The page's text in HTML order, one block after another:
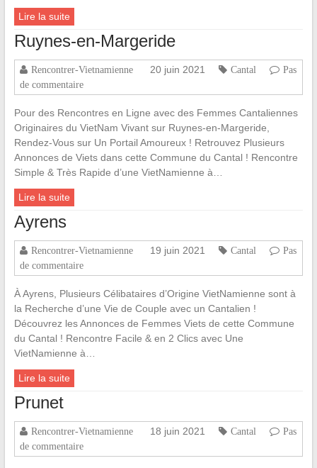
Lire la suite
Ruynes-en-Margeride
Rencontrer-Vietnamienne 20 juin 2021 Cantal
Pas
de commentaire
Pour des Rencontres en Ligne avec des Femmes Cantaliennes
Originaires du VietNam Vivant sur Ruynes-en-Margeride,
Rendez-Vous sur Un Portail Amoureux ! Retrouvez Plusieurs
Annonces de Viets dans cette Commune du Cantal ! Rencontre
Simple & Très Rapide d’une VietNamienne à…
Lire la suite
Ayrens
Rencontrer-Vietnamienne 19 juin 2021 Cantal
Pas
de commentaire
À Ayrens, Plusieurs Célibataires d’Origine VietNamienne sont à
la Recherche d’une Vie de Couple avec un Cantalien !
Découvrez les Annonces de Femmes Viets de cette Commune
du Cantal ! Rencontre Facile & en 2 Clics avec Une
VietNamienne à…
Lire la suite
Prunet
Rencontrer-Vietnamienne 18 juin 2021 Cantal
Pas
de commentaire